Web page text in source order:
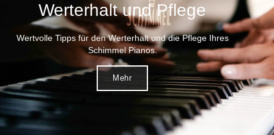
Werterhalt und Pflege
Wertvolle Tipps für den Werterhalt und die Pflege Ihres
Schimmel Pianos.
Mehr